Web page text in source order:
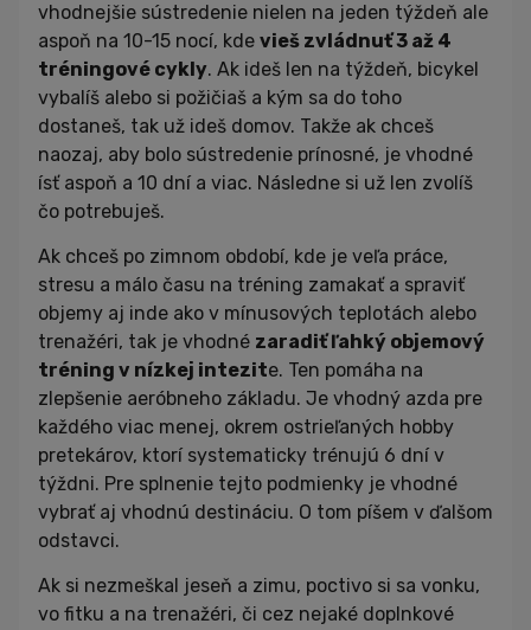
vhodnejšie sústredenie nielen na jeden týždeň ale
aspoň na 10-15 nocí, kde vieš zvládnuť 3 až 4
tréningové cykly. Ak ideš len na týždeň, bicykel
vybalíš alebo si požičiaš a kým sa do toho
dostaneš, tak už ideš domov. Takže ak chceš
naozaj, aby bolo sústredenie prínosné, je vhodné
ísť aspoň a 10 dní a viac. Následne si už len zvolíš
čo potrebuješ.
Ak chceš po zimnom období, kde je veľa práce,
stresu a málo času na tréning zamakať a spraviť
objemy aj inde ako v mínusových teplotách alebo
trenažéri, tak je vhodné zaradiť ľahký objemový
tréning v nízkej intezite. Ten pomáha na
zlepšenie aeróbneho základu. Je vhodný azda pre
každého viac menej, okrem ostrieľaných hobby
pretekárov, ktorí systematicky trénujú 6 dní v
týždni. Pre splnenie tejto podmienky je vhodné
vybrať aj vhodnú destináciu. O tom píšem v ďalšom
odstavci.
Ak si nezmeškal jeseň a zimu, poctivo si sa vonku,
vo fitku a na trenažéri, či cez nejaké doplnkové